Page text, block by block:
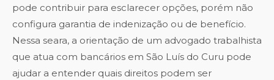
pode contribuir para esclarecer opções, porém não
configura garantia de indenização ou de benefício.
Nessa seara, a orientação de um advogado trabalhista
que atua com bancários em São Luís do Curu pode
ajudar a entender quais direitos podem ser